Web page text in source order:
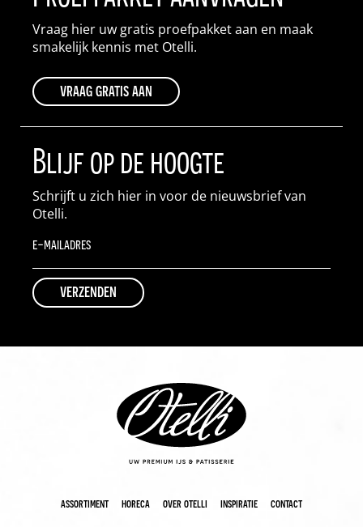
Vraag hier uw gratis proefpakket aan en maak
smakelijk kennis met Otelli.
vraag gratis aan
Blijf op de hoogte
Schrijft u zich hier in voor de nieuwsbrief van
Otelli.
assortiment horeca over otelli inspiratie contact